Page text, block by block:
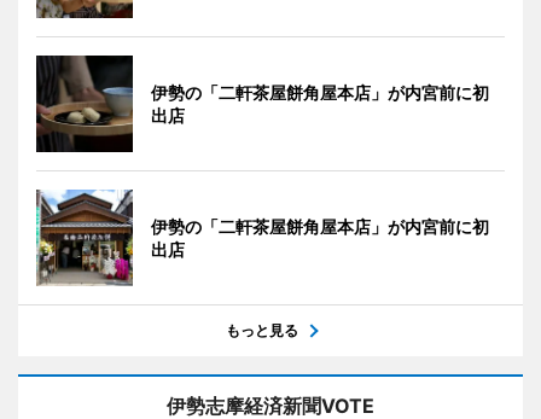
伊勢の「二軒茶屋餅角屋本店」が内宮前に初
出店
伊勢の「二軒茶屋餅角屋本店」が内宮前に初
出店
もっと見る
伊勢志摩経済新聞VOTE